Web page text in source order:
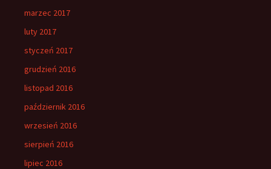
marzec 2017
luty 2017
styczeń 2017
grudzień 2016
listopad 2016
październik 2016
wrzesień 2016
sierpień 2016
lipiec 2016